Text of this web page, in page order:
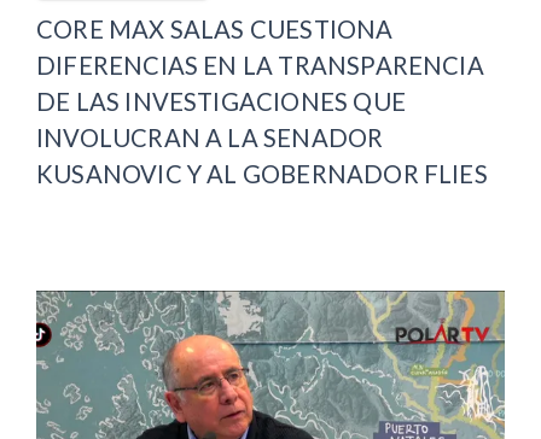
CORE MAX SALAS CUESTIONA
DIFERENCIAS EN LA TRANSPARENCIA
DE LAS INVESTIGACIONES QUE
INVOLUCRAN A LA SENADOR
KUSANOVIC Y AL GOBERNADOR FLIES